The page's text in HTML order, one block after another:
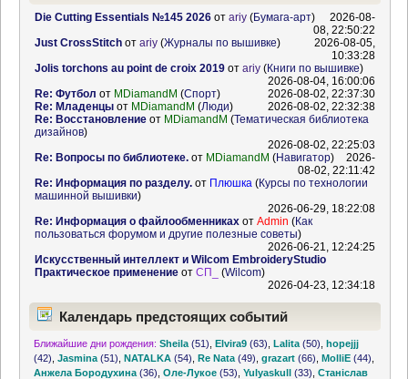
Die Cutting Essentials №145 2026от ariy(Бумага-арт)
2026-08-
08, 22:50:22
Just CrossStitchот ariy(Журналы по вышивке)
2026-08-05,
10:33:28
Jolis torchons au point de croix 2019от ariy(Книги по вышивке)
2026-08-04, 16:00:06
Re: Футбол от MDiamandM (Спорт)
2026-08-02, 22:37:30
Re: Младенцыот MDiamandM (Люди)
2026-08-02, 22:32:38
Re: Восстановлениеот MDiamandM (Тематическая библиотека
дизайнов)
2026-08-02, 22:25:03
Re: Вопросы по библиотеке.от MDiamandM (Навигатор)
2026-
08-02, 22:11:42
Re: Информация по разделу.от Плюшка (Курсы по технологии
машинной вышивки)
2026-06-29, 18:22:08
Re: Информация о файлообменникахот Admin (Как
пользоваться форумом и другие полезные советы)
2026-06-21, 12:24:25
Искусственный интеллект и Wilcom EmbroideryStudio
Практическое применениеот СП_ (Wilcom)
2026-04-23, 12:34:18
Календарь предстоящих событий
Ближайшие дни рождения: Sheila (51) ,Elvira9 (63) ,Lalita (50) ,hopejjj
(42) ,Jasmina (51) ,NATALKA (54) ,Re Nata (49) ,grazart (66) ,MolliE (44)
Анжела Бородухина (36) ,Оле-Лукое (53) ,Yulyaskull (33) ,Станіслав